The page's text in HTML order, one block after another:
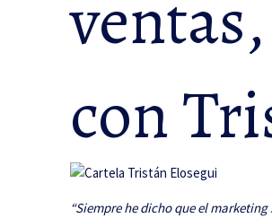
con
“Siempre he dicho que el